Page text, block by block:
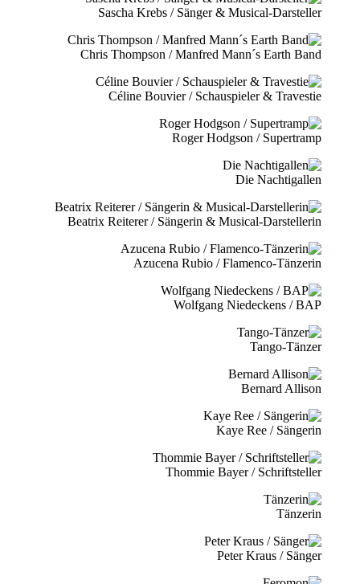
Sascha Krebs / Sänger & Musical-Darsteller
Chris Thompson / Manfred Mann´s Earth Band
Céline Bouvier / Schauspieler & Travestie
Roger Hodgson / Supertramp
Die Nachtigallen
Beatrix Reiterer / Sängerin & Musical-Darstellerin
Azucena Rubio / Flamenco-Tänzerin
Wolfgang Niedeckens / BAP
Tango-Tänzer
Bernard Allison
Kaye Ree / Sängerin
Thommie Bayer / Schriftsteller
Tänzerin
Peter Kraus / Sänger